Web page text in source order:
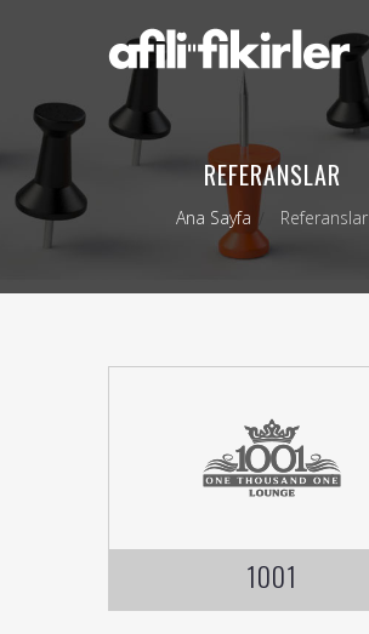
REFERANSLAR
Ana Sayfa Referanslar
1001